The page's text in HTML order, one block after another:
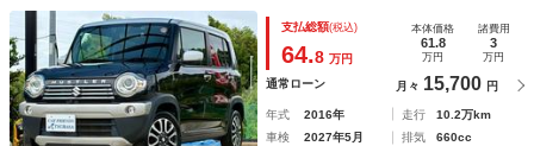
スト 衝突被害軽減システム オートライト スマートキー
アイドリングストップ 電動格納ミラー シートヒーター
支払総額(税込)
64.8 万円
本体価格
61.8
万円
諸費用
3
万円
通常ローン 月々 15,700 円
年式 2016年 走行
10.2万km
車検
2027年5月 排気
660cc